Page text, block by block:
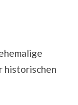
historischen